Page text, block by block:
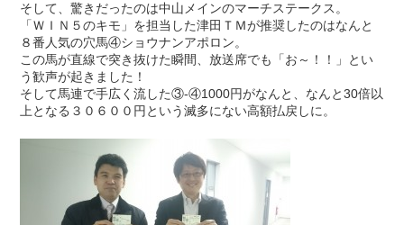
そして、驚きだったのは中山メインのマーチステークス。
「ＷＩＮ５のキモ」を担当した津田ＴＭが推奨したのはなんと
８番人気の穴馬④ショウナンアポロン。
この馬が直線で突き抜けた瞬間、放送席でも「お～！！」とい
う歓声が起きました！
そして馬連で手広く流した③-④1000円がなんと、なんと30倍以
上となる３０６００円という滅多にない高額払戻しに。